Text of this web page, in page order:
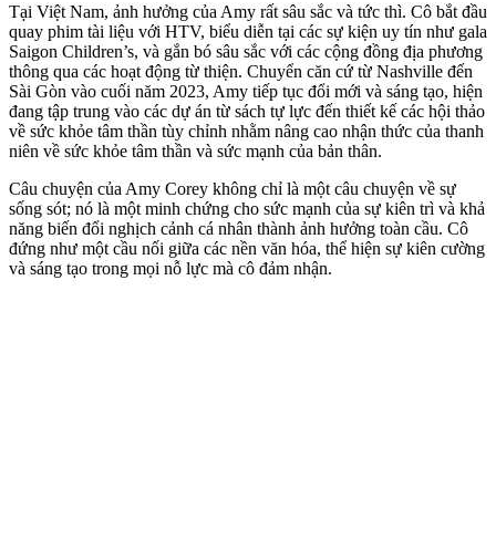
Tại Việt Nam, ảnh hưởng của Amy rất sâu sắc và tức thì. Cô bắt đầu
quay phim tài liệu với HTV, biểu diễn tại các sự kiện uy tín như gala
Saigon Children’s, và gắn bó sâu sắc với các cộng đồng địa phương
thông qua các hoạt động từ thiện. Chuyển căn cứ từ Nashville đến
Sài Gòn vào cuối năm 2023, Amy tiếp tục đổi mới và sáng tạo, hiện
đang tập trung vào các dự án từ sách tự lực đến thiết kế các hội thảo
về sức khỏe tâm thần tùy chỉnh nhằm nâng cao nhận thức của thanh
niên về sức khỏe tâm thần và sức mạnh của bản thân.
Câu chuyện của Amy Corey không chỉ là một câu chuyện về sự
sống sót; nó là một minh chứng cho sức mạnh của sự kiên trì và khả
năng biến đổi nghịch cảnh cá nhân thành ảnh hưởng toàn cầu. Cô
đứng như một cầu nối giữa các nền văn hóa, thể hiện sự kiên cường
và sáng tạo trong mọi nỗ lực mà cô đảm nhận.